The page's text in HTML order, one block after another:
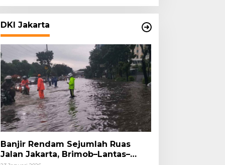
DKI Jakarta
Banjir Rendam Sejumlah Ruas
Jalan Jakarta, Brimob–Lantas–